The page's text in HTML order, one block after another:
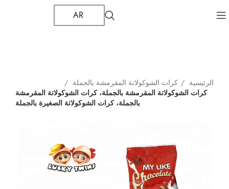
AR
الرئيسية
كرات الشوكولاتة المقرمشة بالجملة
كرات الشوكولاتة المقرمشة بالجملة، كرات الشوكولاتة المقرمشة
بالجملة، كرات الشوكولاتة الصغيرة بالجملة